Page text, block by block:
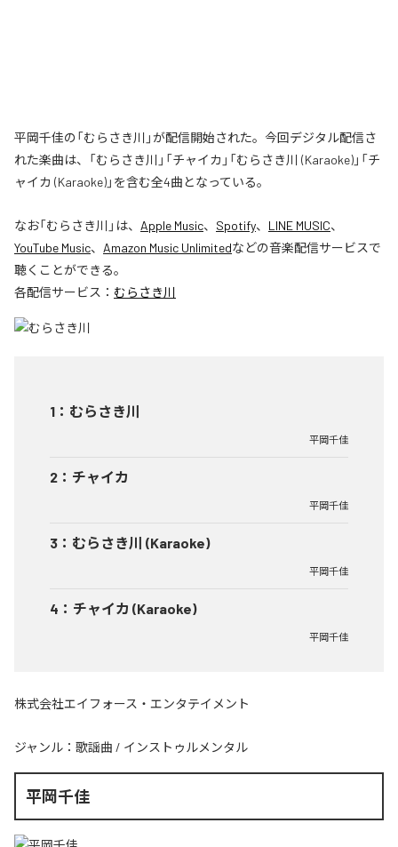
平岡千佳の「むらさき川」が配信開始された。今回デジタル配信さ
れた楽曲は、「むらさき川」「チャイカ」「むらさき川 (Karaoke)」「チ
ャイカ (Karaoke)」を含む全4曲となっている。
なお「むらさき川 」は、 Apple Music、 Spotify、 LINE MUSIC、
YouTube Music、 Amazon Music Unlimitedなどの音楽配信サービスで
聴くことができる。
各配信サービス： むらさき川
1 ： むらさき川
平岡千佳
2 ： チャイカ
平岡千佳
3 ： むらさき川 (Karaoke)
平岡千佳
4 ： チャイカ (Karaoke)
平岡千佳
株式会社エイフォース・エンタテイメント
ジャンル： 歌謡曲 / インストゥルメンタル
平岡千佳